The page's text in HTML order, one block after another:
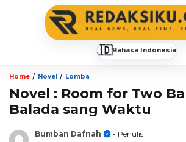
🇮🇩Bahasa Indonesia
Home / Novel / Lomba
Novel : Room for Two
Balada sang Waktu
Bumban Dafnah
- Penulis